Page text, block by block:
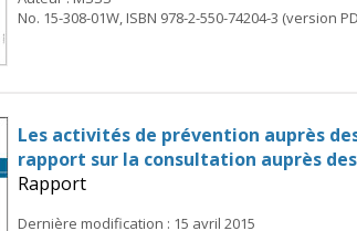
No. 15-308-01W, ISBN 978-2-550-74204-3 (version
Les activités de prévention auprès
rapport sur la consultation auprès
Rapport
Dernière modification : 15 avril 2015